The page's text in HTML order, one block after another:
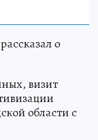
о
визит
области с